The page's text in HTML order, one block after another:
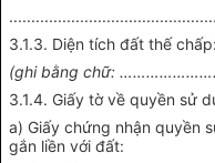
3.1.3. Diện tích đất
(ghi bằng chữ:
3.1.4. Giấy tờ về quyền sử
a) Giấy chứng nhận quyền
gắn liền với đất: